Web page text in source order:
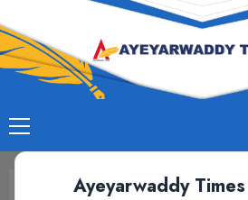
Ayeyarwaddy